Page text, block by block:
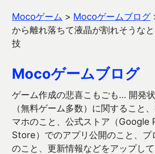
Mocoゲーム > Mocoゲームブログ
から離れ落ちて液晶が割れそうな
技
Mocoゲームブログ
ゲーム作成の悲喜こもごも… 開発
（無料ゲーム多数）に関すること
マホのこと、公式ストア（Google
Store）でのアプリ公開のこと、プ
のこと、更新情報などをアップし